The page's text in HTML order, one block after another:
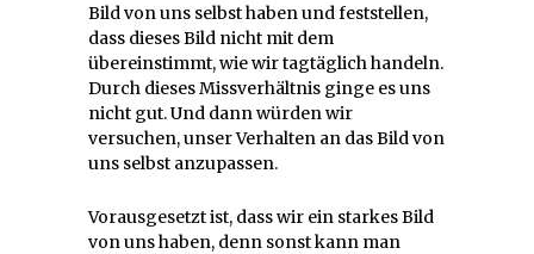
Bild von uns selbst haben und feststellen,
dass dieses Bild nicht mit dem
übereinstimmt, wie wir tagtäglich handeln.
Durch dieses Missverhältnis ginge es uns
nicht gut. Und dann würden wir
versuchen, unser Verhalten an das Bild von
uns selbst anzupassen.
Vorausgesetzt ist, dass wir ein starkes Bild
von uns haben, denn sonst kann man